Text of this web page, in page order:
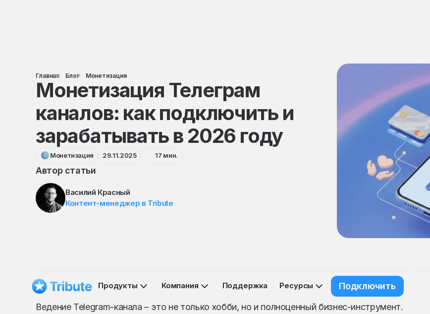
Главная Блог Монетизация
Монетизация Телеграм
каналов: как подключить и
зарабатывать в 2026 году
Монетизация 29.11.2025 17 мин.
Автор статьи
Василий Красный
Контент-менеджер в Tribute
Продукты Компания Поддержка Ресурсы
Подключить
Ведение Telegram-канала – это не только хобби, но и полноценный бизнес-инструмент.